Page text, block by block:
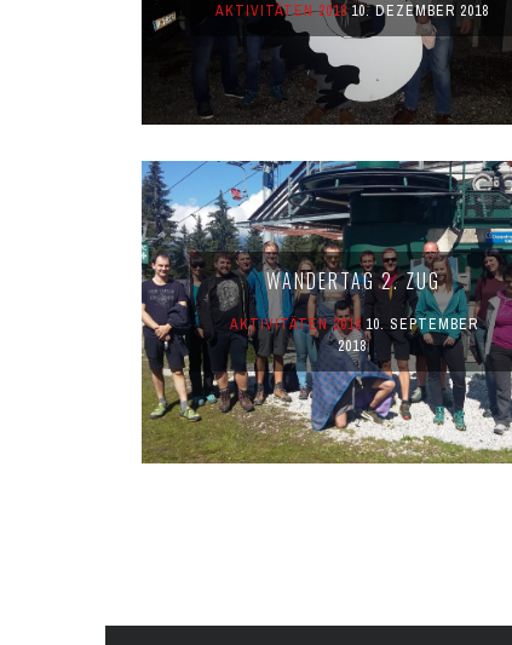
AKTIVITÄTEN 2018 10. DEZEMBER 2018
WANDERTAG 2. ZUG
AKTIVITÄTEN 2018 10. SEPTEMBER
2018